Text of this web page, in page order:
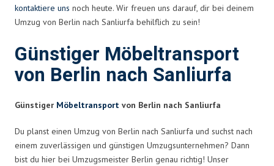
kontaktiere uns noch heute. Wir freuen uns darauf, dir bei deinem
Umzug von Berlin nach Sanliurfa behilflich zu sein!
Günstiger Möbeltransport
von Berlin nach Sanliurfa
Günstiger Möbeltransport von Berlin nach Sanliurfa
Du planst einen Umzug von Berlin nach Sanliurfa und suchst nach
einem zuverlässigen und günstigen Umzugsunternehmen? Dann
bist du hier bei Umzugsmeister Berlin genau richtig! Unser